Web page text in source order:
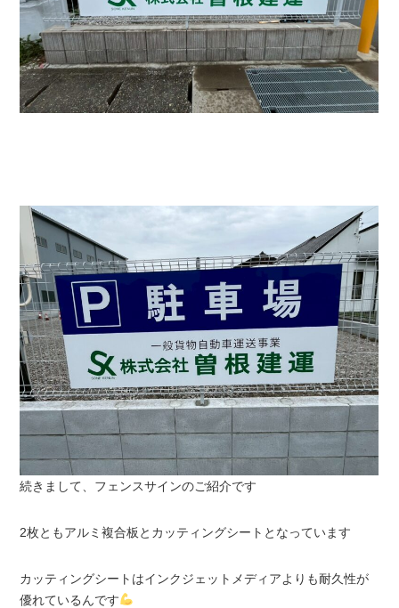
続きまして、フェンスサインのご紹介です
2枚ともアルミ複合板とカッティングシートとなっています
カッティングシートはインクジェットメディアよりも耐久性が
優れているんです